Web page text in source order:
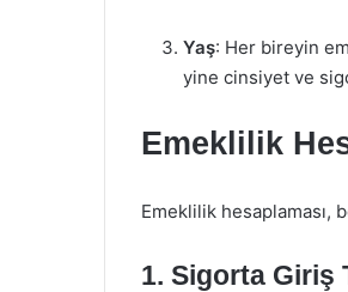
Yaş: Her bireyin
yine cinsiyet ve
Emeklilik
Emeklilik hesaplaması,
1. Sigorta Giriş